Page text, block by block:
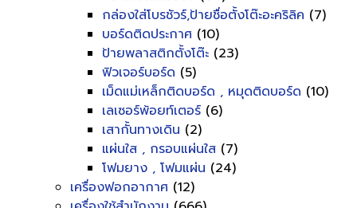
กล่องใส่โบรชัวร์,ป้ายชื่อตั้งโต๊ะอะคริลิค (7)
บอร์ดติดประกาศ (10)
ป้ายพลาสติกตั้งโต๊ะ (23)
ฟิวเจอร์บอร์ด (5)
เม็ดแม่เหล็กติดบอร์ด , หมุดติดบอร์ด (10)
เลเซอร์พ้อยท์เตอร์ (6)
เสากั้นทางเดิน (2)
แผ่นใส , กรอบแผ่นใส (7)
โฟมยาง , โฟมแผ่น (24)
เครื่องฟอกอากาศ (12)